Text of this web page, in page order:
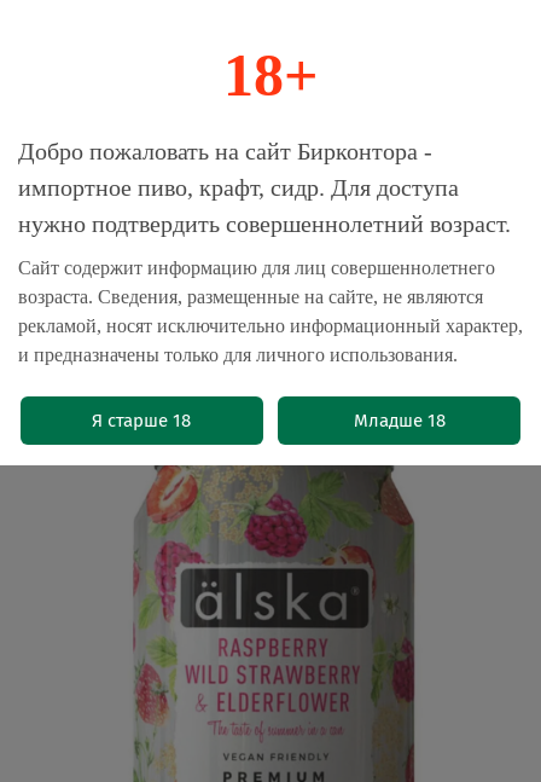
Магазин-Склад импортного пива, крафта и
Главная Сидр
Сидр Алска Малина, Земляника и
Бузина / Alska Raspberry, Wild
Strawberry & Elderflower 0.33 - банка
(0)
18+
Добро пожаловать на сайт Бирконтора -
импортное пиво, крафт, сидр. Для доступа
нужно подтвердить совершеннолетний возраст.
Сайт содержит информацию для лиц совершеннолетнего
возраста. Сведения, размещенные на сайте, не являются
рекламой, носят исключительно информационный характер,
и предназначены только для личного использования.
Я старше 18 Младше 18